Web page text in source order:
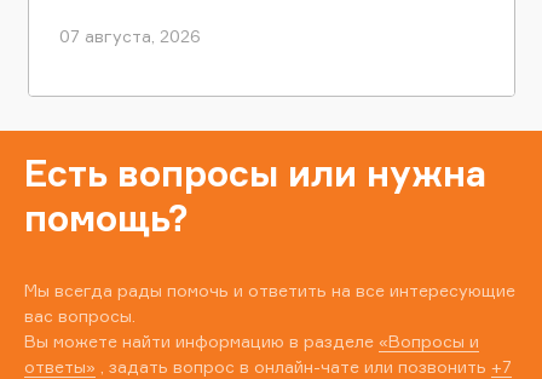
07 августа, 2026
Есть вопросы или нужна
помощь?
Мы всегда рады помочь и ответить на все интересующие
вас вопросы.
Вы можете найти информацию в разделе «Вопросы и
ответы» , задать вопрос в онлайн-чате или позвонить +7